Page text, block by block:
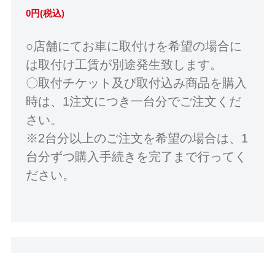
0円(税込)
○店舗にてお車に取付けを希望の場合に
は取付け工賃が別途発生致します。
〇取付チケット及び取付込み商品を購入
時は、1注文につき一台分でご注文くだ
さい。
※2台分以上のご注文を希望の場合は、1
台分ずつ購入手続きを完了まで行ってく
ださい。